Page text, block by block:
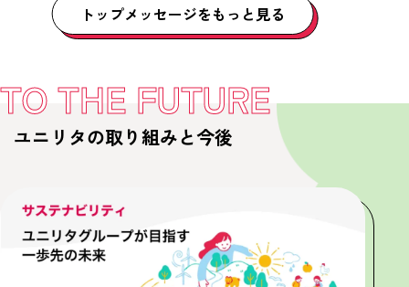
トップメッセージをもっと見る
TO THE FUTURE
ユニリタの取り組みと今後